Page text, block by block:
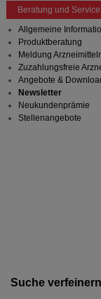
Suche verfeinern
Beratung und Service
Allgemeine
Produktberatung
Meldung
Zuzahlungsfreie
Angebote &
Newsletter
Neukundenprämie
Stellenangebote